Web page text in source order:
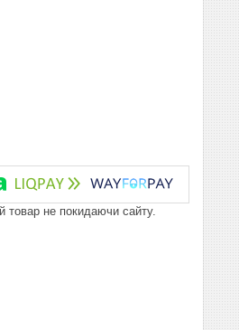
товар не покидаючи сайту.